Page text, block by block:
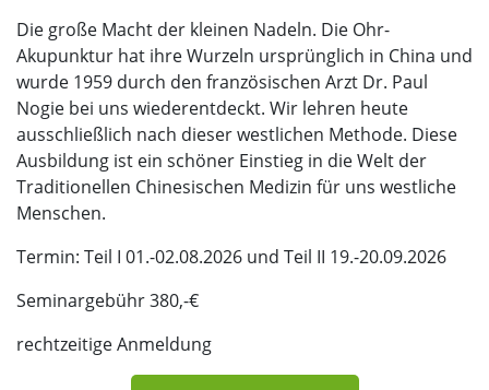
Die große Macht der kleinen Nadeln. Die Ohr-
Akupunktur hat ihre Wurzeln ursprünglich in China und
wurde 1959 durch den französischen Arzt Dr. Paul
Nogie bei uns wiederentdeckt. Wir lehren heute
ausschließlich nach dieser westlichen Methode. Diese
Ausbildung ist ein schöner Einstieg in die Welt der
Traditionellen Chinesischen Medizin für uns westliche
Menschen.
Termin: Teil I 01.-02.08.2026 und Teil II 19.-20.09.2026
Seminargebühr 380,-€
rechtzeitige Anmeldung